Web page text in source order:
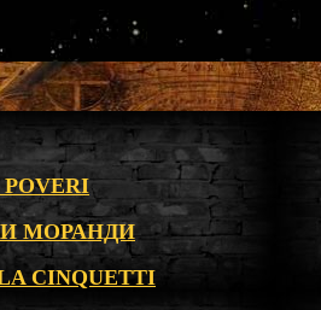
МОРАНДИ
CINQUETTI